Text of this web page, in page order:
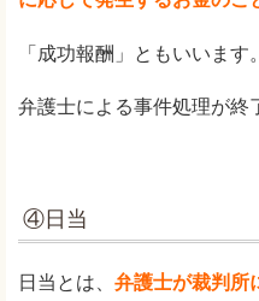
「成功報酬」ともいいます。
弁護士による事件処理が終
④日当
日当とは、 弁護士が裁判所